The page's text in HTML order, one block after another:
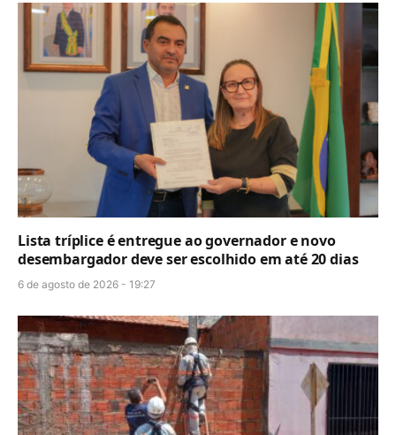
Lista tríplice é entregue ao governador e novo
desembargador deve ser escolhido em até 20 dias
6 de agosto de 2026 - 19:27